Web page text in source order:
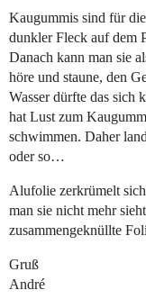
Kaugummis sind für
dunkler Fleck auf dem
Danach kann man sie
höre und staune, den
Wasser dürfte das sich
hat Lust zum
schwimmen. Daher
oder so…
Alufolie zerkrümelt
man sie nicht mehr
zusammengeknüllte
Gruß
André